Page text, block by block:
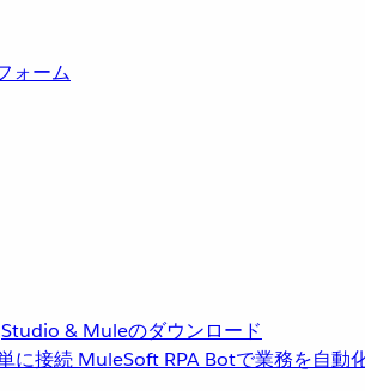
ォーム
Studio & Muleのダウンロード
に接続 MuleSoft RPA Botで業務を自動